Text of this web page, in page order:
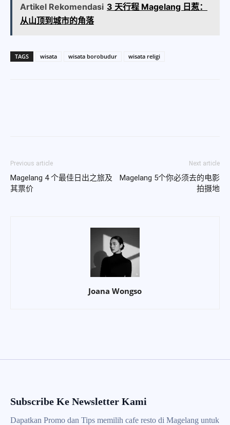
Artikel Rekomendasi 3 天行程 Magelang 日惹：
从山顶到城市的角落
TAGS wisata wisata borobudur wisata religi
Previous article
Magelang 4 个最佳日出之旅及
其票价
Next article
Magelang 5个你必须去的电影
拍摄地
Joana Wongso
Subscribe Ke Newsletter Kami
Dapatkan Promo dan Tips memilih cafe resto di Magelang untuk